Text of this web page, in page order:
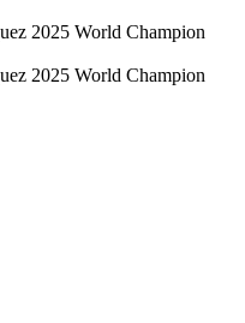
2025 World Champion
2025 World Champion